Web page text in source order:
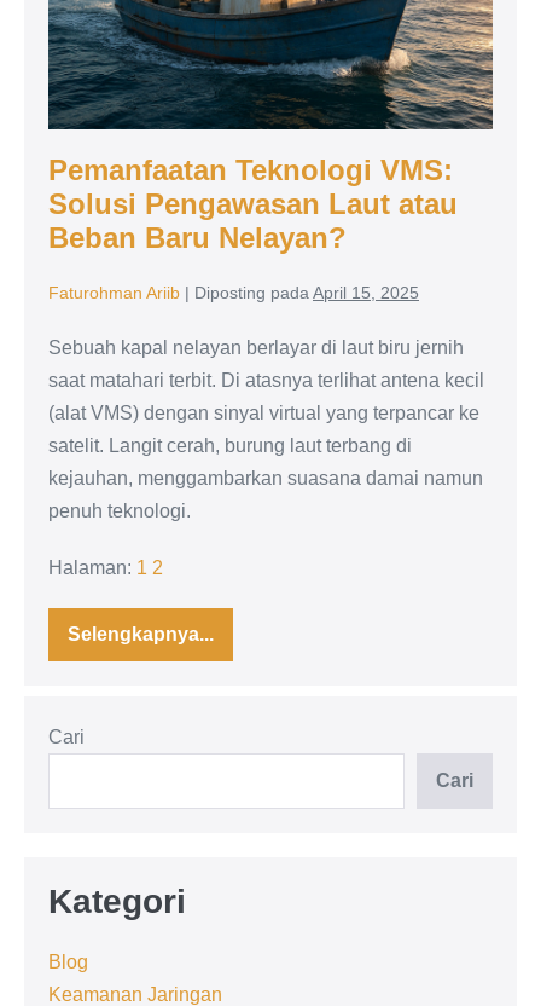
Pemanfaatan Teknologi VMS:
Solusi Pengawasan Laut atau
Beban Baru Nelayan?
Faturohman Ariib | Diposting pada April 15, 2025
Sebuah kapal nelayan berlayar di laut biru jernih
saat matahari terbit. Di atasnya terlihat antena kecil
(alat VMS) dengan sinyal virtual yang terpancar ke
satelit. Langit cerah, burung laut terbang di
kejauhan, menggambarkan suasana damai namun
penuh teknologi.
Halaman: 1 2
Selengkapnya...
Pemanfaatan
Teknologi
atau
Cari
Cari
Kategori
Blog
Keamanan Jaringan